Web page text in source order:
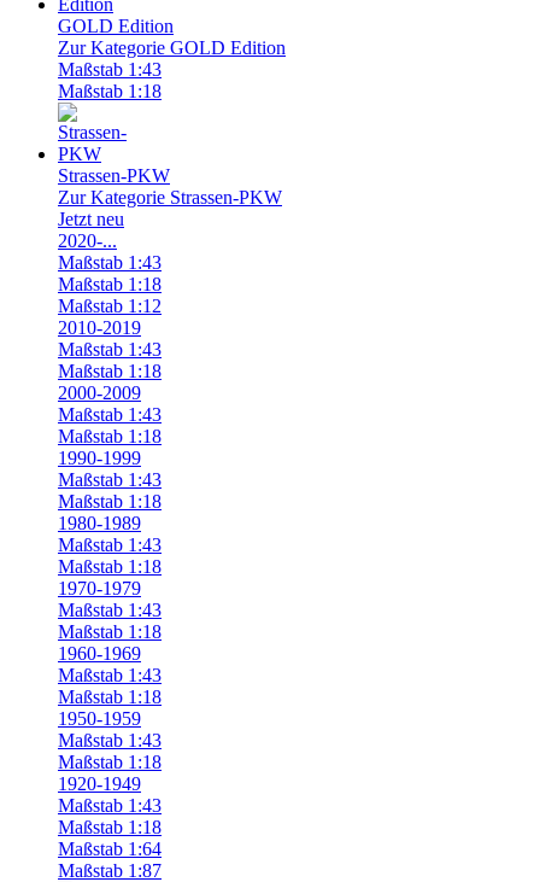
GOLD Edition
Zur Kategorie GOLD Edition
Maßstab 1:43
Maßstab 1:18
Strassen-PKW
Zur Kategorie Strassen-PKW
Jetzt neu
2020-...
Maßstab 1:43
Maßstab 1:18
Maßstab 1:12
2010-2019
Maßstab 1:43
Maßstab 1:18
2000-2009
Maßstab 1:43
Maßstab 1:18
1990-1999
Maßstab 1:43
Maßstab 1:18
1980-1989
Maßstab 1:43
Maßstab 1:18
1970-1979
Maßstab 1:43
Maßstab 1:18
1960-1969
Maßstab 1:43
Maßstab 1:18
1950-1959
Maßstab 1:43
Maßstab 1:18
1920-1949
Maßstab 1:43
Maßstab 1:18
Maßstab 1:64
Maßstab 1:87